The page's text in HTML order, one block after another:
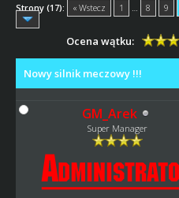
Strony (17): « Wstecz 1 8 9
Ocena wątku:
Nowy silnik meczowy !!!
GM_Arek
Super Manager